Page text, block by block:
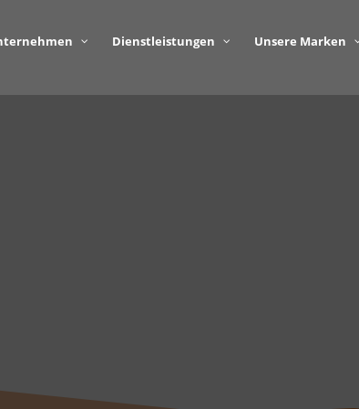
Dienstleistungen Unsere Marken